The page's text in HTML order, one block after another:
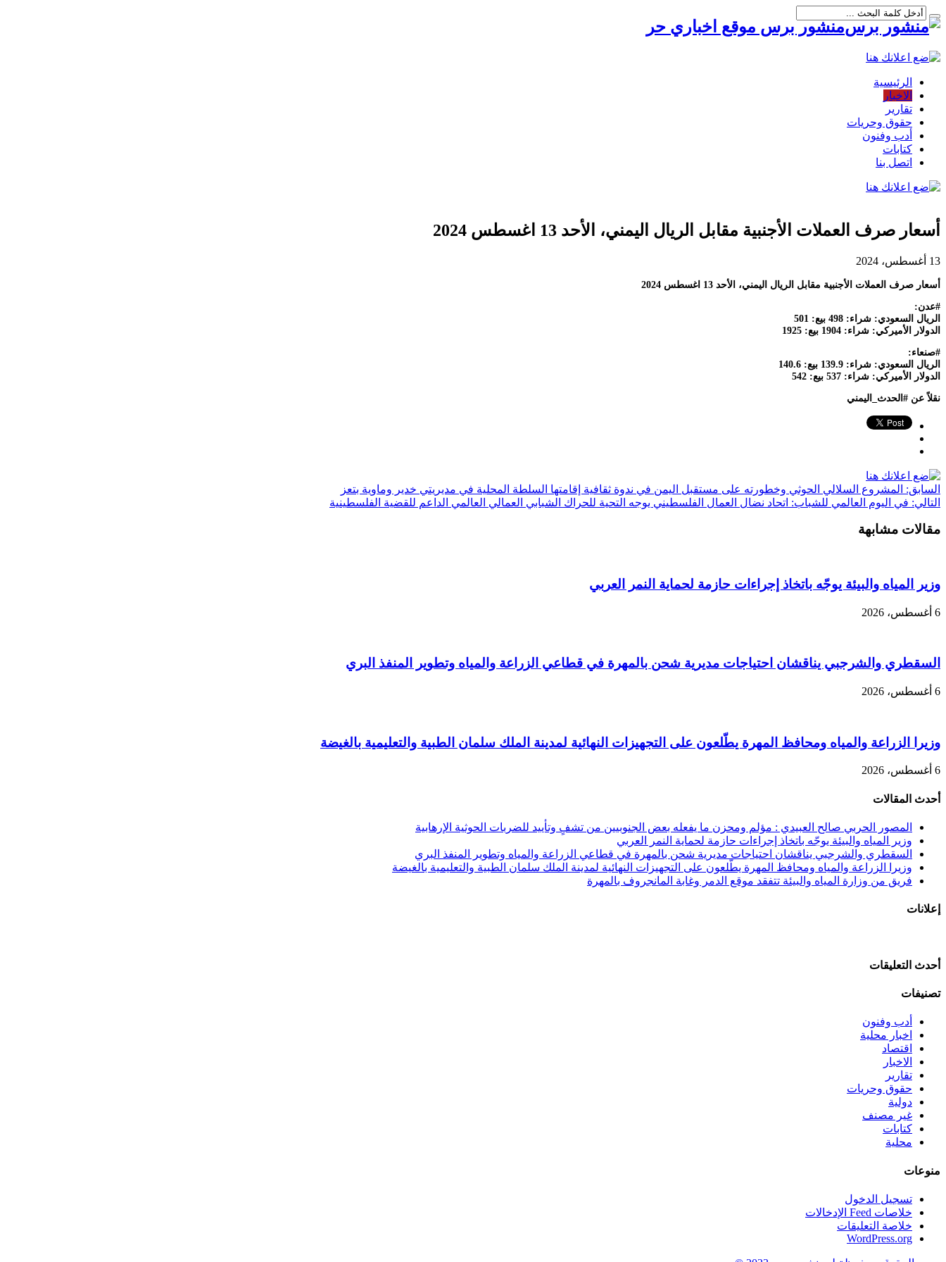
منشور برس موقع اخباري حر
الرئيسية
الاخبار
تقارير
حقوق وحريات
أدب وفنون
كتابات
اتصل بنا
أسعار صرف العملات الأجنبية مقابل الريال اليمني، الأحد 13 اغسطس 2024
13 أغسطس، 2024
أسعار صرف العملات الأجنبية مقابل الريال اليمني، الأحد 13 اغسطس 2024
#عدن:
الريال السعودي: شراء: 498 بيع: 501
الدولار الأميركي: شراء: 1904 بيع: 1925
#صنعاء:
الريال السعودي: شراء: 139.9 بيع: 140.6
الدولار الأميركي: شراء: 537 بيع: 542
نقلاً عن #الحدث_اليمني
السابق: المشروع السلالي الحوثي وخطورته على مستقبل اليمن في ندوة ثقافية إقامتها السلطة المحلية في مديريتي خدير وماوية بتعز
التالي: في اليوم العالمي للشباب: اتحاد نضال العمال الفلسطيني يوجه التحية للحراك الشبابي العمالي العالمي الداعم للقضية الفلسطينية
مقالات مشابهة
وزير المياه والبيئة يوجّه باتخاذ إجراءات حازمة لحماية النمر العربي
6 أغسطس، 2026
السقطري والشرجبي يناقشان احتياجات مديرية شحن بالمهرة في قطاعي الزراعة والمياه وتطوير المنفذ البري
6 أغسطس، 2026
وزيرا الزراعة والمياه ومحافظ المهرة يطّلعون على التجهيزات النهائية لمدينة الملك سلمان الطبية والتعليمية بالغيضة
6 أغسطس، 2026
أحدث المقالات
المصور الحربي صالح العبيدي : مؤلم ومحزن ما يفعله بعض الجنوبيين من تشفٍ وتأييد للضربات الحوثية الإرهابية
وزير المياه والبيئة يوجّه باتخاذ إجراءات حازمة لحماية النمر العربي
السقطري والشرجبي يناقشان احتياجات مديرية شحن بالمهرة في قطاعي الزراعة والمياه وتطوير المنفذ البري
وزيرا الزراعة والمياه ومحافظ المهرة يطّلعون على التجهيزات النهائية لمدينة الملك سلمان الطبية والتعليمية بالغيضة
فريق من وزارة المياه والبيئة تتفقد موقع الدمر وغابة المانجروف بالمهرة
إعلانات
أحدث التعليقات
تصنيفات
أدب وفنون
اخبار محلية
اقتصاد
الاخبار
تقارير
حقوق وحريات
دولية
غير مصنف
كتابات
محلية
منوعات
تسجيل الدخول
خلاصات Feed الإدخالات
خلاصة التعليقات
WordPress.org